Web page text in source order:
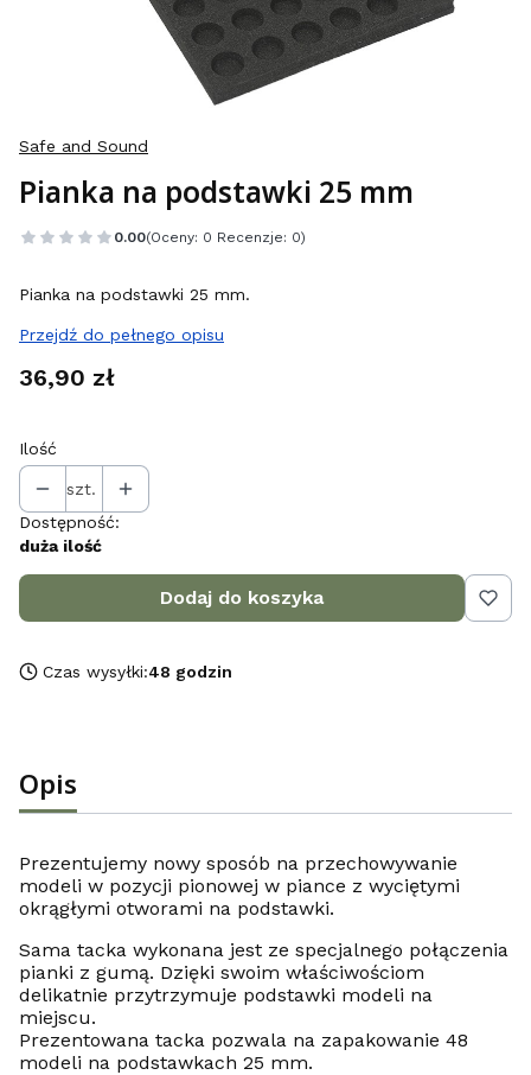
Safe and Sound
Pianka na podstawki 25 mm
0.00(Oceny: 0 Recenzje: 0)
Pianka na podstawki 25 mm.
Przejdź do pełnego opisu
Cena
36,90 zł
Ilość
szt.
Dostępność:
duża ilość
Dodaj do koszyka
Czas wysyłki:48 godzin
Opis
Prezentujemy nowy sposób na przechowywanie
modeli w pozycji pionowej w piance z wyciętymi
okrągłymi otworami na podstawki.
Sama tacka wykonana jest ze specjalnego połączenia
pianki z gumą. Dzięki swoim właściwościom
delikatnie przytrzymuje podstawki modeli na
miejscu.
Prezentowana tacka pozwala na zapakowanie 48
modeli na podstawkach 25 mm.